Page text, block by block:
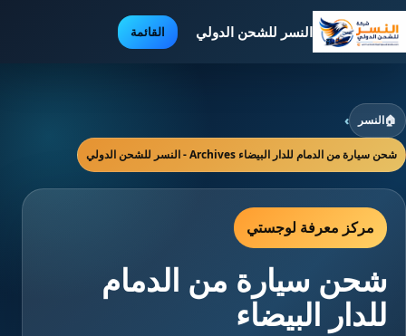
النسر للشحن الدولي القائمة
🏠النسر ›
شحن سيارة من الدمام للدار البيضاء Archives - النسر للشحن الدولي
مركز معرفة لوجستي
شحن سيارة من الدمام
للدار البيضاء